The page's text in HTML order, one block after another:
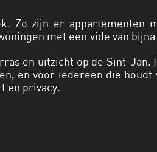
Zo zijn er appartementen
met een vide van
en uitzicht op de Sint-Jan.
en voor iedereen die houdt
en privacy.